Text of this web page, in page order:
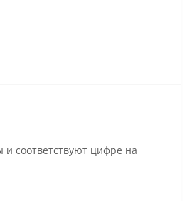
и соответствуют цифре на